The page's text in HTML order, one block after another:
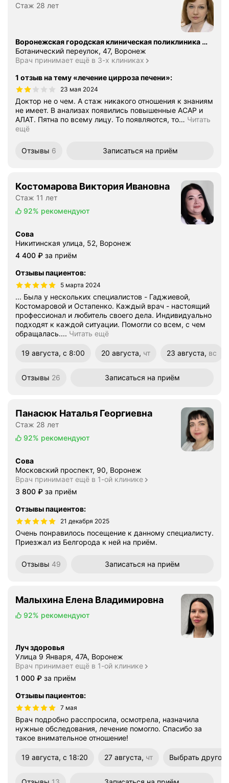
Стаж 28 лет
Воронежская городская клиническая поликлиника № 3
Ботанический переулок, 47, Воронеж
Врач принимает ещё в 3-х клиниках
1 отзыв на тему «лечение цирроза печени»:
23 мая 2024
Доктор не о чем. А стаж никакого отношения к знаниям
не имеет. В анализах появились повышенные АСАР и
АЛАТ. Пятна по всему лицу. То появляются, то… Читать
ещё
Отзывы 6 Записаться на приём
Костомарова Виктория Ивановна
Стаж 11 лет
92% рекомендуют
Сова
Никитинская улица, 52, Воронеж
Цена
4400
4 400 ₽ за приём
Отзывы пациентов:
5 марта 2024
... Была у нескольких специалистов - Гаджиевой,
Костомаровой и Остапенко. Каждый врач - настоящий
профессионал и любитель своего дела. Индивидуально
подходят к каждой ситуации. Помогли со всем, с чем
обращалась.... Читать ещё
19 августа, с 8:00 20 августа, чт
23 августа, вс
Отзывы 26 Записаться на приём
Панасюк Наталья Георгиевна
Стаж 28 лет
92% рекомендуют
Сова
Московский проспект, 90, Воронеж
Врач принимает ещё в 1-ой клинике
Цена
3800
3 800 ₽ за приём
Отзывы пациентов:
21 декабря 2025
Очень понравилось посещение к данному специалисту.
Приезжал из Белгорода к ней на приём.
Отзывы 49 Записаться на приём
Малыхина Елена Владимировна
92% рекомендуют
Луч здоровья
Улица 9 Января, 47А, Воронеж
Врач принимает ещё в 1-ой клинике
Цена
1000
1 000 ₽ за приём
Отзывы пациентов:
7 мая
Врач подробно расспросила, осмотрела, назначила
нужные обследования, лечение помогло. Спасибо за
такое внимательное отношение!
19 августа, с 18:20 27 августа, чт
Выбрать другое